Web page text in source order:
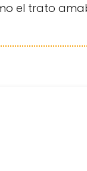
el trato